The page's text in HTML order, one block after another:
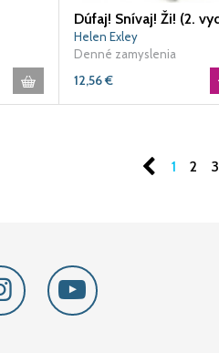
Helen Exley
Denné zamyslenia
12,56€
1 2 3